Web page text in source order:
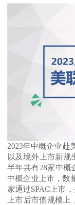
2023年中概企业赴
以及境外上市新规
半年共有28家中概
中概企业上市，数
家通过SPAC上市
上市后市值规模